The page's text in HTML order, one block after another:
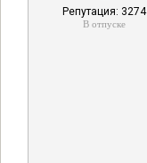
Репутация: 3274
В отпуске